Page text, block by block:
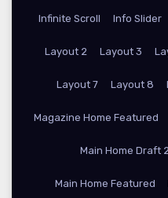
Infinite Scroll Info Slider
Layout 2 Layout 3
Layout 7 Layout 8
Magazine Home Featured
Main Home Draft
Main Home Featured